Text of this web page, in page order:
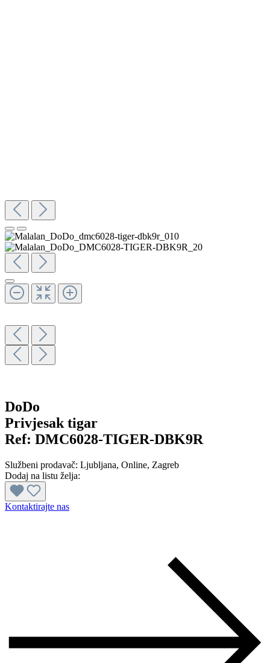
DoDo
Privjesak tigar
Ref: DMC6028-TIGER-DBK9R
Službeni prodavač: Ljubljana, Online, Zagreb
Dodaj na listu želja:
Kontaktirajte nas